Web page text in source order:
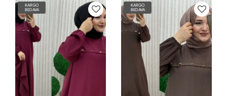
KARGO
BEDAVA
KARGO
BEDAVA